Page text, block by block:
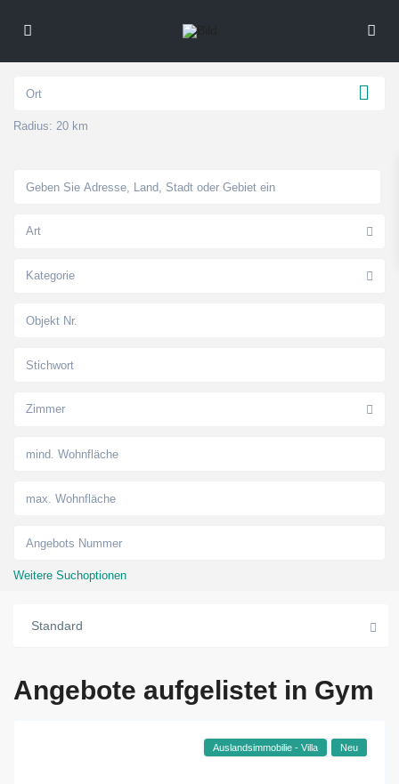
Radius:20 km
Art
Kategorie
Zimmer
Weitere Suchoptionen
Standard
Angebote aufgelistet in Gym
Auslandsimmobilie - Villa Neu